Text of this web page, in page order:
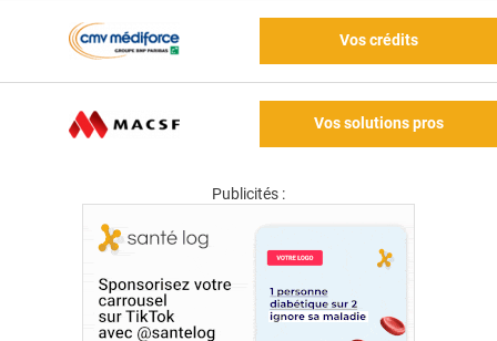
Vos crédits
Vos solutions pros
Publicités :